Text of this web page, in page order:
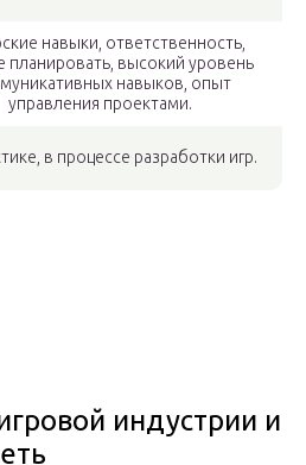
навыки, ответственность,
планировать, высокий уровень
навыков, опыт
управления проектами.
в процессе разработки игр.
индустрии и